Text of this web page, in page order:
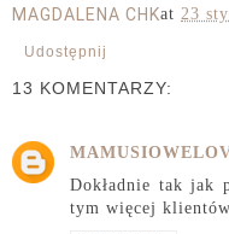
MAGDALENA CHKat 23
Udostępnij
13 KOMENTARZY:
Dokładnie tak jak
tym więcej